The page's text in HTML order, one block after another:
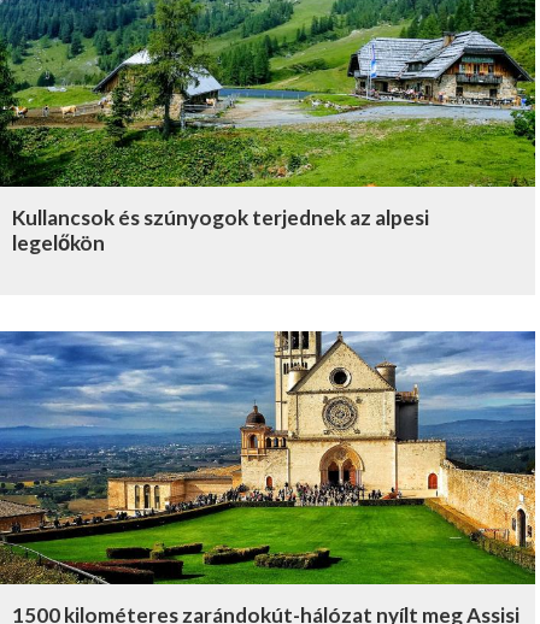
Kullancsok és szúnyogok terjednek az alpesi
legelőkön
1500 kilométeres zarándokút-hálózat nyílt meg Assisi